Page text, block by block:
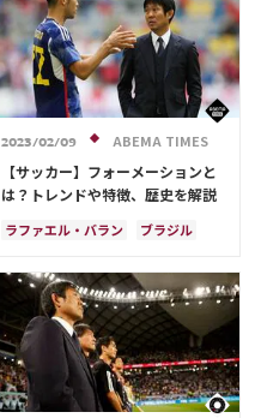
2023/02/09 ABEMA TIMES
【サッカー】フォーメーションと
は？トレンドや特徴、歴史を解説
ラファエル・バラン
ブラジル
フランス
ベルギー
クロアチア
スイス
オランダ
ポーランド
アルゼンチン
ウルグアイ
メキシコ
ウェールズ
コスタリカ
日本代表
カリム・ベンゼマ